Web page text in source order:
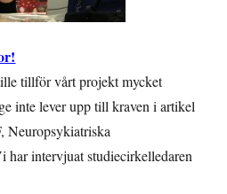
tillför vårt projekt mycket
inte lever upp till kraven i artikel
Neuropsykiatriska
har intervjuat studiecirkelledaren